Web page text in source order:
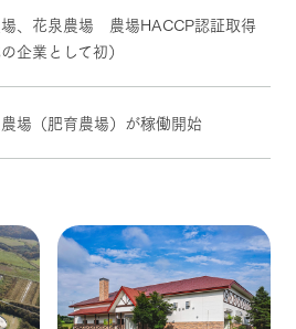
、花泉農場 農場HACCP認証取得
の企業として初）
場（肥育農場）が稼働開始